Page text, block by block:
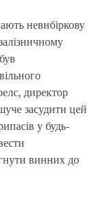
невибіркову
директор
засудити цей
у будь-
винних до